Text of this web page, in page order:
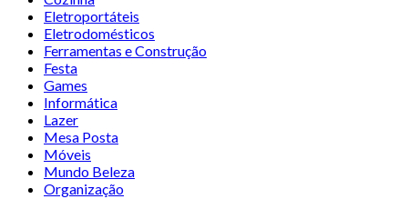
Eletroportáteis
Eletrodomésticos
Ferramentas e Construção
Festa
Games
Informática
Lazer
Mesa Posta
Móveis
Mundo Beleza
Organização